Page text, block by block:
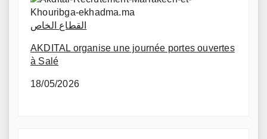
القطاع الخاص
AKDITAL organise une journée portes ouvertes
à Salé
18/05/2026